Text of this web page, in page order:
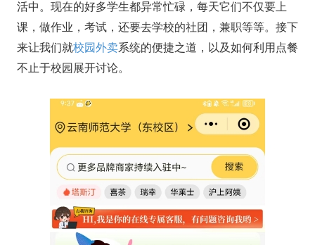
活中。现在的好多学生都异常忙碌，每天它们不仅要上
课，做作业，考试，还要去学校的社团，兼职等等。接下
来让我们就校园外卖系统的便捷之道，以及如何利用点餐
不止于校园展开讨论。